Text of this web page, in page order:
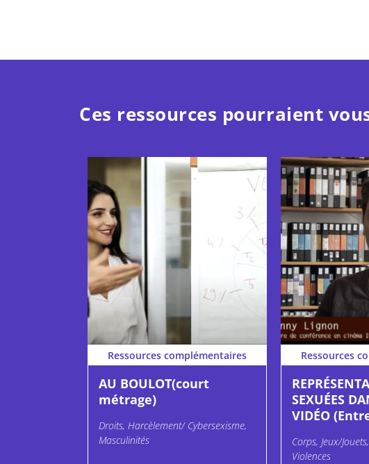
Ces ressources pourraient
Ressources complémentaires
AU BOULOT(court
métrage)
Droits, Harcèlement/ Cybersexisme,
Masculinités
Ressources
SEXUÉES
VIDÉO
Corps, Jeux/
Violences